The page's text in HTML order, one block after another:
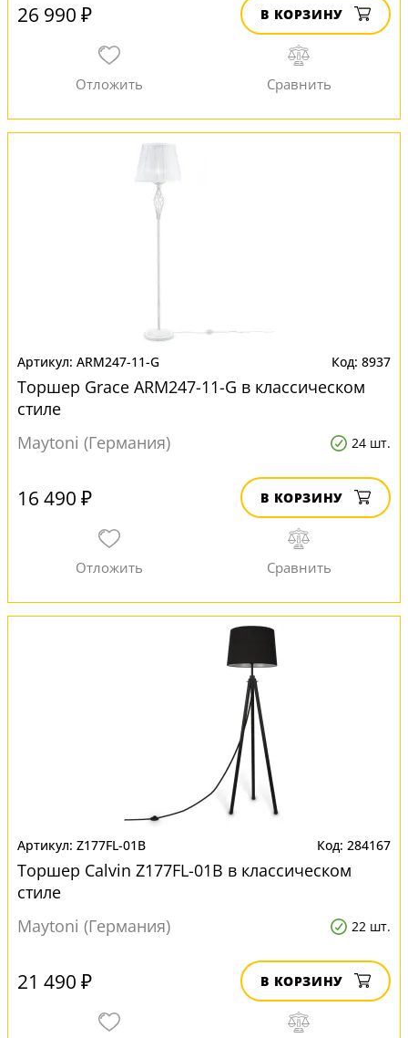
26 990 ₽ В КОРЗИНУ
ARM247-11-G 8937
Торшер Grace ARM247-11-G в классическом
стиле
Maytoni (Германия)
24 шт.
16 490 ₽ В КОРЗИНУ
Z177FL-01B 284167
Торшер Calvin Z177FL-01B в классическом
стиле
Maytoni (Германия)
22 шт.
21 490 ₽ В КОРЗИНУ